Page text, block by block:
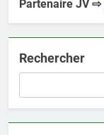
Partenaire JV ⇨
Rechercher